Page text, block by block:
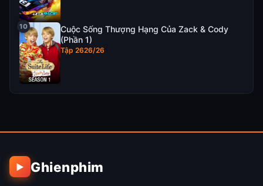
Cuộc Sống Thượng Hạng Của Zack & Cody
(Phần 1)
Tập 2626/26
▶ Ghienphim